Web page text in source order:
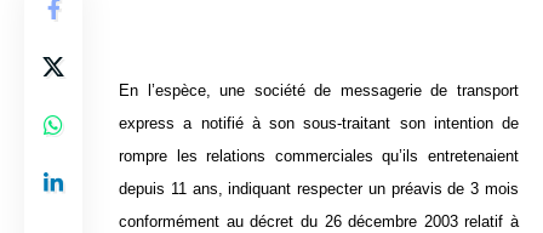
En l’espèce, une société de messagerie de transport
express a notifié à son sous-traitant son intention de
rompre les relations commerciales qu’ils entretenaient
depuis 11 ans, indiquant respecter un préavis de 3 mois
conformément au décret du 26 décembre 2003 relatif à